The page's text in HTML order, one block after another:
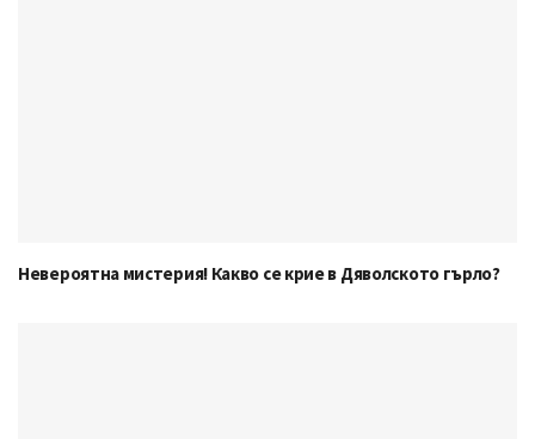
Невероятна мистерия! Какво се крие в Дяволското гърло?